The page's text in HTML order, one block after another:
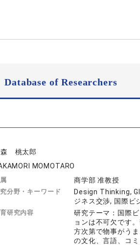
Database of Researchers
桃太郎
MOMOTARO
商学部 准教授
分野・キーワード
Design Thinking,
ジネス交渉, 国際ビ
研究内容
研究テーマ：国際
ョンは不可欠です
方次第で物事がう
の文化、言語、コ